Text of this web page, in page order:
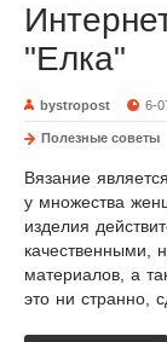
"Елка"
bystropost 6-
Полезные советы
Вязание
у множества
изделия
качественными,
материалов, а
это ни странно,